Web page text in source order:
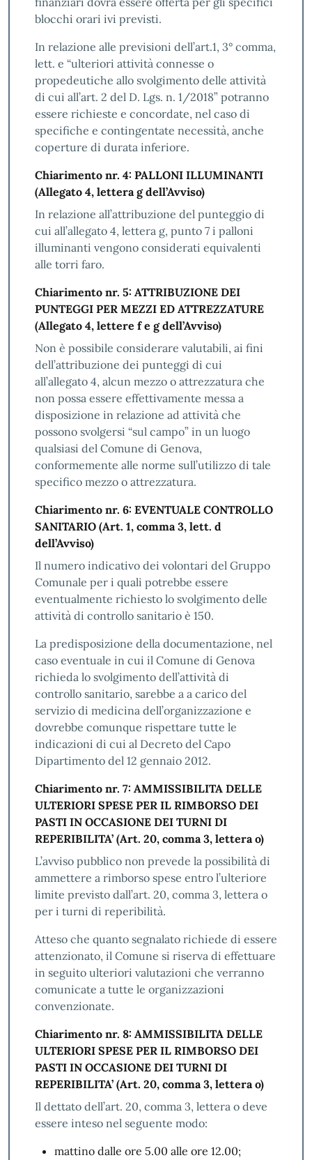
blocchi orari ivi previsti.
In relazione alle previsioni dell’art.1, 3° comma,
lett. e “ulteriori attività connesse o
propedeutiche allo svolgimento delle attività
di cui all’art. 2 del D. Lgs. n. 1/2018” potranno
essere richieste e concordate, nel caso di
specifiche e contingentate necessità, anche
coperture di durata inferiore.
Chiarimento nr. 4: PALLONI ILLUMINANTI
(Allegato 4, lettera g dell’Avviso)
In relazione all’attribuzione del punteggio di
cui all’allegato 4, lettera g, punto 7 i palloni
illuminanti vengono considerati equivalenti
alle torri faro.
Chiarimento nr. 5: ATTRIBUZIONE DEI
PUNTEGGI PER MEZZI ED ATTREZZATURE
(Allegato 4, lettere f e g dell’Avviso)
Non è possibile considerare valutabili, ai fini
dell’attribuzione dei punteggi di cui
all’allegato 4, alcun mezzo o attrezzatura che
non possa essere effettivamente messa a
disposizione in relazione ad attività che
possono svolgersi “sul campo” in un luogo
qualsiasi del Comune di Genova,
conformemente alle norme sull’utilizzo di tale
specifico mezzo o attrezzatura.
Chiarimento nr. 6: EVENTUALE CONTROLLO
SANITARIO (Art. 1, comma 3, lett. d
dell’Avviso)
Il numero indicativo dei volontari del Gruppo
Comunale per i quali potrebbe essere
eventualmente richiesto lo svolgimento delle
attività di controllo sanitario è 150.
La predisposizione della documentazione, nel
caso eventuale in cui il Comune di Genova
richieda lo svolgimento dell’attività di
controllo sanitario, sarebbe a a carico del
servizio di medicina dell’organizzazione e
dovrebbe comunque rispettare tutte le
indicazioni di cui al Decreto del Capo
Dipartimento del 12 gennaio 2012.
Chiarimento nr. 7: AMMISSIBILITA DELLE
ULTERIORI SPESE PER IL RIMBORSO DEI
PASTI IN OCCASIONE DEI TURNI DI
REPERIBILITA’ (Art. 20, comma 3, lettera o)
L’avviso pubblico non prevede la possibilità di
ammettere a rimborso spese entro l’ulteriore
limite previsto dall’art. 20, comma 3, lettera o
per i turni di reperibilità.
Atteso che quanto segnalato richiede di essere
attenzionato, il Comune si riserva di effettuare
in seguito ulteriori valutazioni che verranno
comunicate a tutte le organizzazioni
convenzionate.
Chiarimento nr. 8: AMMISSIBILITA DELLE
ULTERIORI SPESE PER IL RIMBORSO DEI
PASTI IN OCCASIONE DEI TURNI DI
REPERIBILITA’ (Art. 20, comma 3, lettera o)
Il dettato dell’art. 20, comma 3, lettera o deve
essere inteso nel seguente modo:
mattino dalle ore 5.00 alle ore 12.00;